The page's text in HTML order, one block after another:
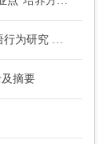
摘要